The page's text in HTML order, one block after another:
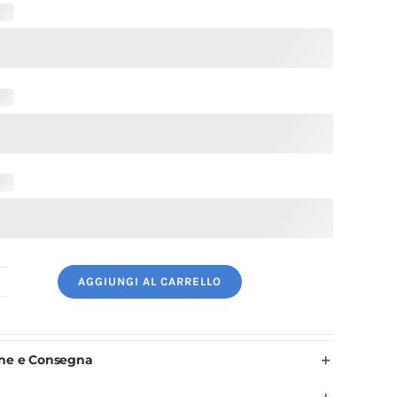
AGGIUNGI AL CARRELLO
e Consegna